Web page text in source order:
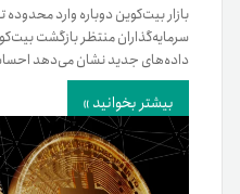
بازار بیت‌کوین دوباره وارد
سرمایه‌گذاران منتظر بازگشت
داده‌های جدید نشان می‌دهد
بیشتر بخوانید »